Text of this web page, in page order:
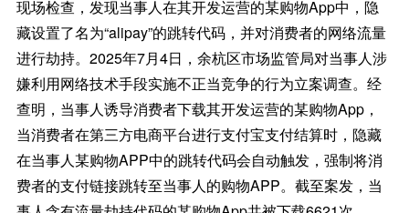
现场检查，发现当事人在其开发运营的某购物App中，隐
藏设置了名为“alipay”的跳转代码，并对消费者的网络流量
进行劫持。2025年7月4日，余杭区市场监管局对当事人涉
嫌利用网络技术手段实施不正当竞争的行为立案调查。经
查明，当事人诱导消费者下载其开发运营的某购物App，
当消费者在第三方电商平台进行支付宝支付结算时，隐藏
在当事人某购物APP中的跳转代码会自动触发，强制将消
费者的支付链接跳转至当事人的购物APP。截至案发，当